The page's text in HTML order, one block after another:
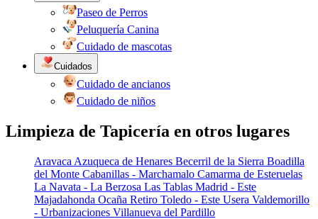
Paseo de Perros
Peluquería Canina
Cuidado de mascotas
Cuidados
Cuidado de ancianos
Cuidado de niños
Limpieza de Tapicería en otros lugares
Aravaca Azuqueca de Henares Becerril de la Sierra Boadilla
del Monte Cabanillas - Marchamalo Camarma de Esteruelas
La Navata - La Berzosa Las Tablas Madrid - Este
Majadahonda Ocaña Retiro Toledo - Este Usera Valdemorillo
- Urbanizaciones Villanueva del Pardillo